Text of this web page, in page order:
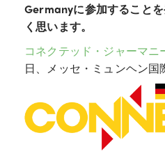
Germanyに参加すること
く思います。
コネクテッド・ジャーマニ
日、メッセ・ミュンヘン国